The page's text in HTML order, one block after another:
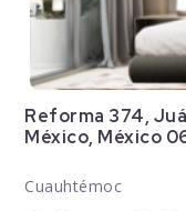
Reforma 374,
México, México
Cuauhtémoc